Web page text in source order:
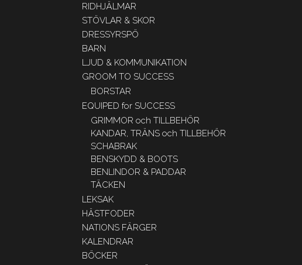
RIDHJÄLMAR
STÖVLAR & SKOR
DRESSYRSPÖ
BARN
LJUD & KOMMUNIKATION
GROOM TO SUCCESS
BORSTAR
EQUIPED for SUCCESS
GRIMMOR och TILLBEHÖR
KANDAR, TRÄNS och TILLBEHÖR
SCHABRAK
BENSKYDD & BOOTS
BENLINDOR & PADDAR
TÄCKEN
LEKSAK
HÄSTFODER
NATIONS FÄRGER
KALENDRAR
BÖCKER